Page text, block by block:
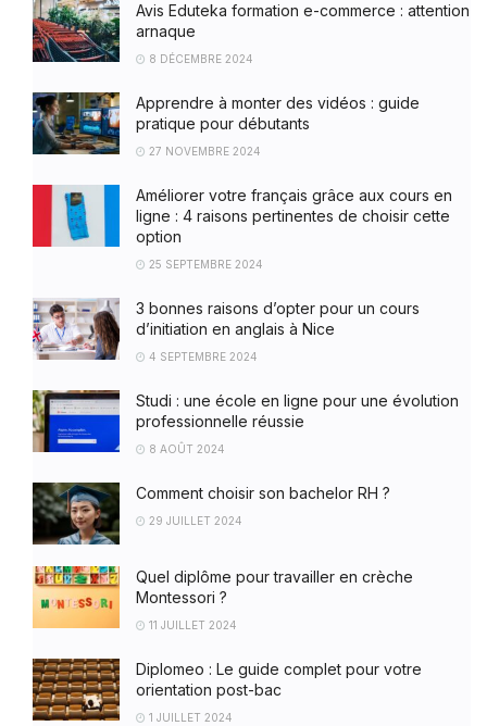
Avis Eduteka formation e-commerce : attention
arnaque
8 DÉCEMBRE 2024
Apprendre à monter des vidéos : guide
pratique pour débutants
27 NOVEMBRE 2024
Améliorer votre français grâce aux cours en
ligne : 4 raisons pertinentes de choisir cette
option
25 SEPTEMBRE 2024
3 bonnes raisons d’opter pour un cours
d’initiation en anglais à Nice
4 SEPTEMBRE 2024
Studi : une école en ligne pour une évolution
professionnelle réussie
8 AOÛT 2024
Comment choisir son bachelor RH ?
29 JUILLET 2024
Quel diplôme pour travailler en crèche
Montessori ?
11 JUILLET 2024
Diplomeo : Le guide complet pour votre
orientation post-bac
1 JUILLET 2024